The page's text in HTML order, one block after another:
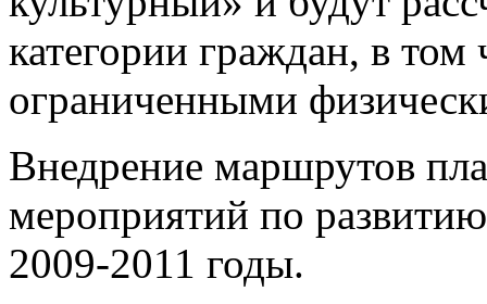
категории граждан, в том
ограниченными
Внедрение маршрутов
мероприятий по
2009-2011 годы.